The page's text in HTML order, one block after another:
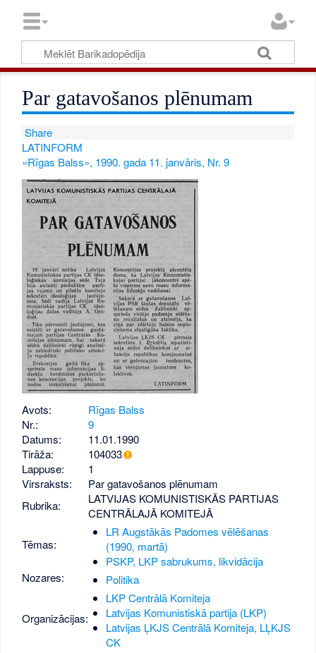
Par gatavošanos plēnumam
Share
LATINFORM
«Rīgas Balss», 1990. gada 11. janvāris, Nr. 9
Avots:
Rīgas Balss
Nr.:
9
Datums:
11.01.1990
Tirāža:
104033
Lappuse:
1
Virsraksts:
Par gatavošanos plēnumam
Rubrika:
LATVIJAS KOMUNISTISKĀS PARTIJAS
CENTRĀLAJĀ KOMITEJĀ
Tēmas:
LR Augstākās Padomes vēlēšanas
(1990, martā)
PSKP, LKP sabrukums, likvidācija
Nozares:
Politika
Organizācijas:
LKP Centrālā Komiteja
Latvijas Komunistiskā partija (LKP)
Latvijas ĻKJS Centrālā Komiteja, LĻKJS
CK